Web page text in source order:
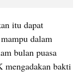
itu dapat
dalam
bulan puasa
bakti